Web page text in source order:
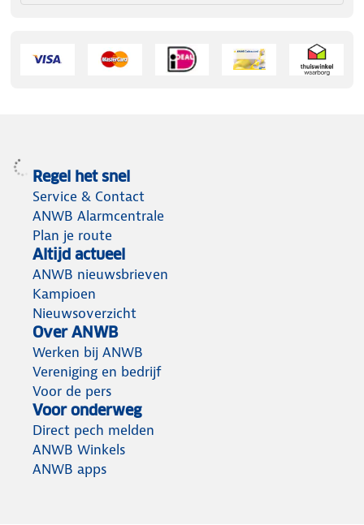
Regel het snel
Service & Contact
ANWB Alarmcentrale
Plan je route
Altijd actueel
ANWB nieuwsbrieven
Kampioen
Nieuwsoverzicht
Over ANWB
Werken bij ANWB
Vereniging en bedrijf
Voor de pers
Voor onderweg
Direct pech melden
ANWB Winkels
ANWB apps